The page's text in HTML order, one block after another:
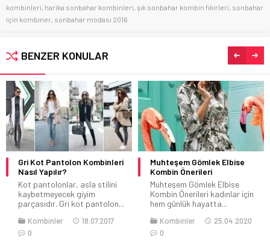
kombinleri harika sonbahar kombinleri şık sonbahar kombin fikirleri sonbahar
için kombiner sonbahar modası 2016
BENZER KONULAR
Gri Kot Pantolon Kombinleri
Nasıl Yapılır?
Kot pantolonlar, asla stilini
kaybetmeyecek giyim
parçasıdır. Gri kot pantolon...
Kombinler
18.07.2017
0
Muhteşem Gömlek Elbise
Kombin Önerileri
Muhteşem Gömlek Elbise
Kombin Önerileri kadınlar için
hem günlük hayatta...
Kombinler
25.04.2020
0